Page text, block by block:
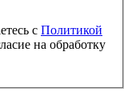
с Политикой
на обработку